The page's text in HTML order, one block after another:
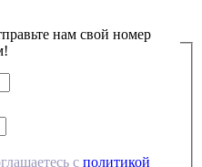
нам свой номер
с политикой